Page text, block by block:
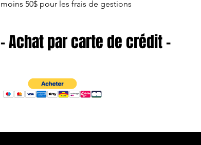
moins 50$ pour les frais de gestions
- Achat par carte de crédit -